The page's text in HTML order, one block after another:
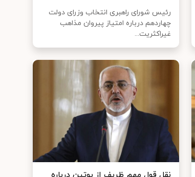
رئیس شورای راهبری انتخاب وزرای دولت
چهاردهم درباره امتیاز پیروان مذاهب
غیراکثریت...